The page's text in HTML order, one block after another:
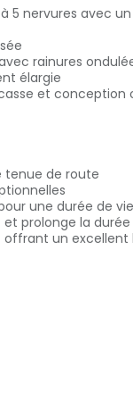
5 nervures avec
rainures
élargie
et conception
tenue de route
une durée de
prolonge la
offrant un